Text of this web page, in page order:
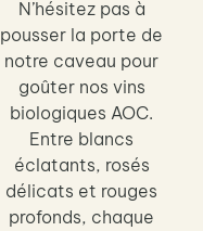
N’hésitez pas à
pousser la porte de
notre caveau pour
goûter nos vins
biologiques AOC.
Entre blancs
éclatants, rosés
délicats et rouges
profonds, chaque